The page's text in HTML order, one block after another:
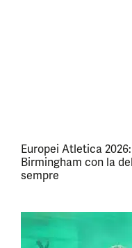
Europei Atletica
Birmingham con la
sempre